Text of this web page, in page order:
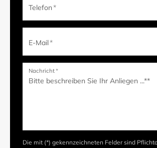
Telefon*
E-Mail*
Nachricht*
Die mit (*) gekennzeichneten Felder sind